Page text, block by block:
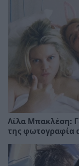
Λίλα Μπακλέση:
της φωτογραφία